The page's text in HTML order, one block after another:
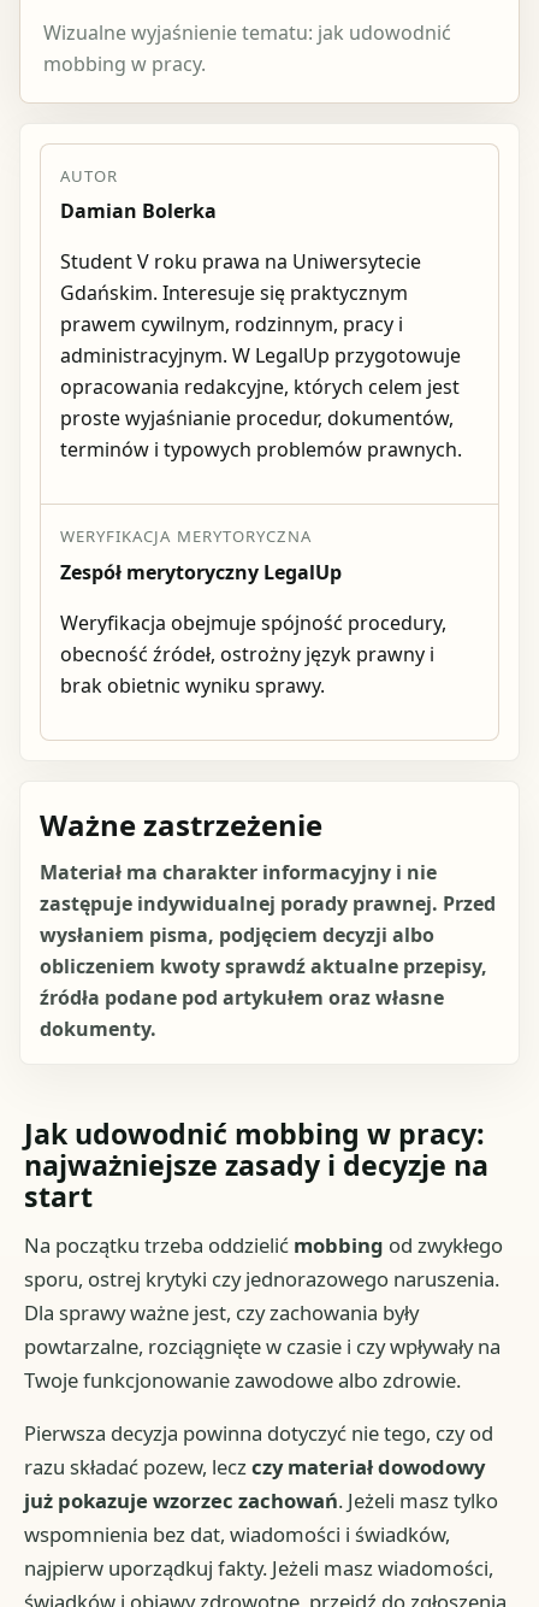
Wizualne wyjaśnienie tematu: jak udowodnić
mobbing w pracy.
AUTOR
Damian Bolerka
Student V roku prawa na Uniwersytecie
Gdańskim. Interesuje się praktycznym
prawem cywilnym, rodzinnym, pracy i
administracyjnym. W LegalUp przygotowuje
opracowania redakcyjne, których celem jest
proste wyjaśnianie procedur, dokumentów,
terminów i typowych problemów prawnych.
WERYFIKACJA MERYTORYCZNA
Zespół merytoryczny LegalUp
Weryfikacja obejmuje spójność procedury,
obecność źródeł, ostrożny język prawny i
brak obietnic wyniku sprawy.
Ważne zastrzeżenie
Materiał ma charakter informacyjny i nie
zastępuje indywidualnej porady prawnej. Przed
wysłaniem pisma, podjęciem decyzji albo
obliczeniem kwoty sprawdź aktualne przepisy,
źródła podane pod artykułem oraz własne
dokumenty.
Jak udowodnić mobbing w pracy:
najważniejsze zasady i decyzje na
start
Na początku trzeba oddzielić mobbing od zwykłego
sporu, ostrej krytyki czy jednorazowego naruszenia.
Dla sprawy ważne jest, czy zachowania były
powtarzalne, rozciągnięte w czasie i czy wpływały na
Twoje funkcjonowanie zawodowe albo zdrowie.
Pierwsza decyzja powinna dotyczyć nie tego, czy od
razu składać pozew, leczczy materiał dowodowy
już pokazuje wzorzec zachowań. Jeżeli masz tylko
wspomnienia bez dat, wiadomości i świadków,
najpierw uporządkuj fakty. Jeżeli masz wiadomości,
świadków i objawy zdrowotne, przejdź do zgłoszenia